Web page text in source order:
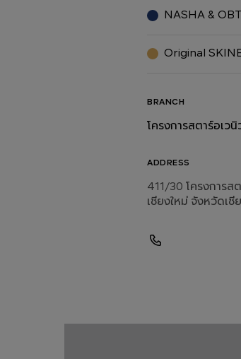
NASHA &
Original
BRANCH
โครงการสตาร์อเวนิ
ADDRESS
411/30 โครงการส
เชียงใหม่ จังหวัดเชี